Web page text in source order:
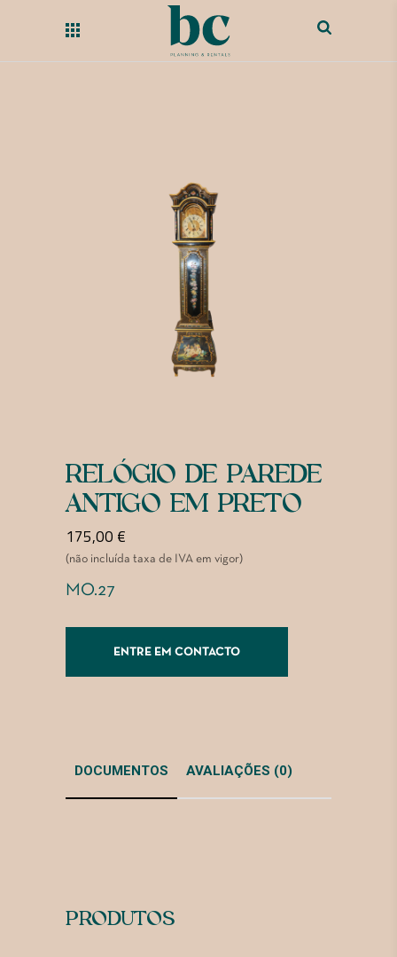
RELÓGIO DE PAREDE
ANTIGO EM PRETO
175,00 €
(não incluída taxa de IVA em vigor)
MO.27
ENTRE EM CONTACTO
DOCUMENTOS AVALIAÇÕES (0)
PRODUTOS